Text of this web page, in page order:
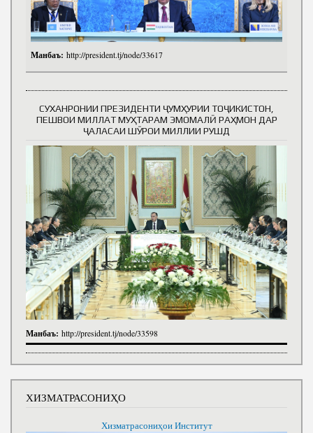
Манбаъ: http://president.tj/node/33617
СУХАНРОНИИ ПРЕЗИДЕНТИ ҶУМҲУРИИ ТОҶИКИСТОН,
ПЕШВОИ МИЛЛАТ МУҲТАРАМ ЭМОМАЛӢ РАҲМОН ДАР
ҶАЛАСАИ ШӮРОИ МИЛЛИИ РУШД
Манбаъ: http://president.tj/node/33598
ХИЗМАТРАСОНИҲО
Хизматрасониҳои Институт